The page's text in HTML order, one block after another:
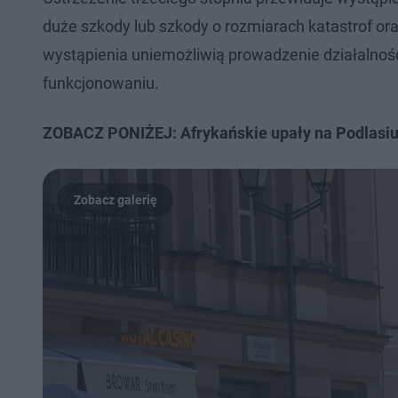
duże szkody lub szkody o rozmiarach katastrof
wystąpienia uniemożliwią prowadzenie
funkcjonowaniu.
ZOBACZ PONIŻEJ: Afrykańskie upały na